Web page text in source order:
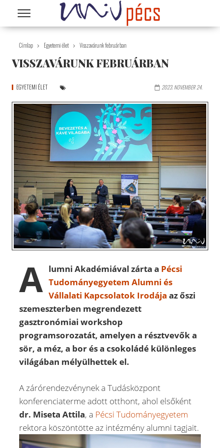
Ugrás a tartalomra
Címlap Egyetemi élet Visszavárunk februárban
VISSZAVÁRUNK FEBRUÁRBAN
EGYETEMI ÉLET 2023. NOVEMBER 24.
A lumni Akadémiával zárta a Pécsi
Tudományegyetem Alumni és
Vállalati Kapcsolatok Irodája az őszi
szemeszterben megrendezett
gasztronómiai workshop
programsorozatát, amelyen a résztvevők a
sör, a méz, a bor és a csokoládé különleges
világában mélyülhettek el.
A zárórendezvénynek a Tudásközpont
konferenciaterme adott otthont, ahol elsőként
dr. Miseta Attila, a Pécsi Tudományegyetem
rektora köszöntötte az intézmény alumni tagjait.